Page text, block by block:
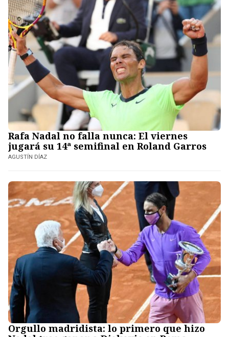
Rafa Nadal no falla nunca: El viernes
jugará su 14ª semifinal en Roland Garros
AGUSTÍN DÍAZ
Orgullo madridista: lo primero que hizo